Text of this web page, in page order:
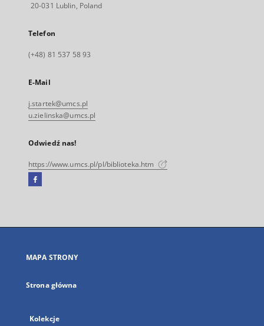
20-031 Lublin, Poland
Telefon
(+48) 81 537 58 93
E-Mail
j.startek@umcs.pl
u.zielinska@umcs.pl
Odwiedź nas!
https://www.umcs.pl/pl/biblioteka.htm
Facebook
się
karcie
MAPA STRONY
Strona główna
Kolekcje